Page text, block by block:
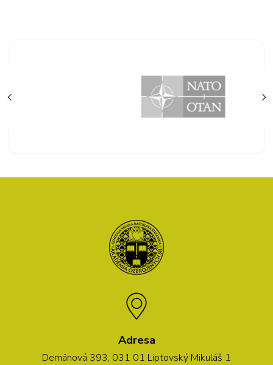
Adresa
Demänová 393, 031 01 Liptovský Mikuláš 1